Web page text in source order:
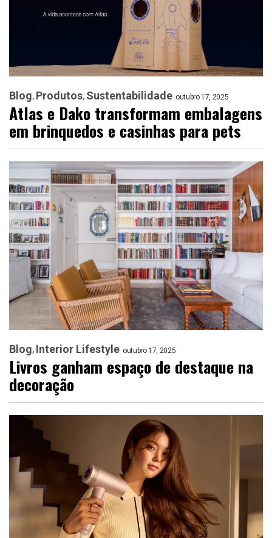
Blog Produtos Sustentabilidade outubro 17, 2025
Atlas e Dako transformam embalagens
em brinquedos e casinhas para pets
Blog Interior Lifestyle outubro 17, 2025
Livros ganham espaço de destaque na
decoração